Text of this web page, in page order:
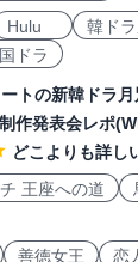
Hulu
韓ド
ドラ
トの新韓ドラ
制作発表会レポ
どこよりも詳し
王座への道
善徳女王 恋